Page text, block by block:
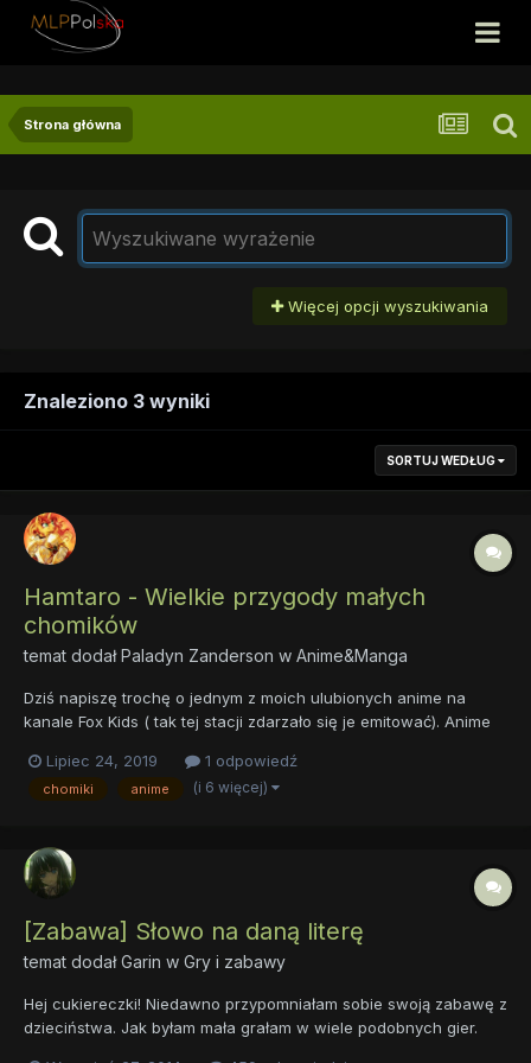
Strona główna
Więcej opcji wyszukiwania
Znaleziono 3 wyniki
SORTUJ WEDŁUG
Hamtaro - Wielkie przygody małych
chomików
temat dodałPaladyn Zanderson w Anime&Manga
Dziś napiszę trochę o jednym z moich ulubionych anime na
kanale Fox Kids ( tak tej stacji zdarzało się je emitować). Anime
Polsce wypuszczono niestety tylko 1 sezon podzielony na 2
mniejsze, przez co dostałem nie złego kociokwiku gdy na RTL2...
Lipiec 24, 2019 1 odpowiedź
chomiki anime (i 6 więcej)
[Zabawa] Słowo na daną literę
temat dodałGarin w Gry i zabawy
Hej cukiereczki! Niedawno przypomniałam sobie swoją zabawę z
dzieciństwa. Jak byłam mała grałam w wiele podobnych gier.